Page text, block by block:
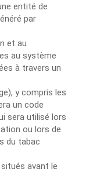
entité de
par
et au
au système
à travers un
y compris les
un code
sera utilisé lors
ou lors de
du tabac
avant le